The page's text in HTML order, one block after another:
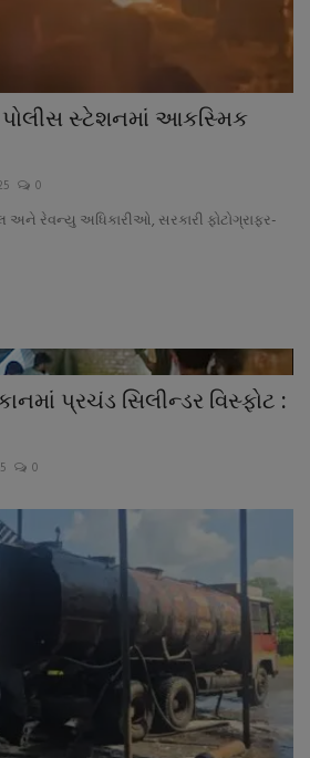
પોલીસ સ્ટેશનમાં આકસ્મિક
0
રેવન્યુ અધિકારીઓ, સરકારી ફોટોગ્રાફર-
પ્રચંડ સિલીન્ડર વિસ્ફોટ :
0